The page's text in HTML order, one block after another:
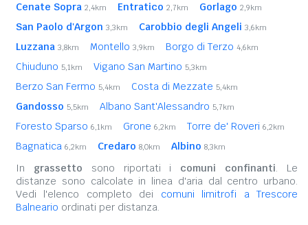
Cenate Sopra 2,4km Entratico 2,7km Gorlago 2,9km
San Paolo d'Argon 3,3km Carobbio degli Angeli 3,6km
Luzzana 3,8km Montello 3,9km Borgo di Terzo 4,6km
Chiuduno 5,1km Vigano San Martino 5,3km
Berzo San Fermo 5,4km Costa di Mezzate 5,4km
Gandosso 5,5km Albano Sant'Alessandro 5,7km
Foresto Sparso 6,1km Grone 6,2km Torre de' Roveri 6,2km
Bagnatica 6,2km Credaro 8,0km Albino 8,3km
In grassetto sono riportati i comuni confinanti. Le
distanze sono calcolate in linea d'aria dal centro urbano.
Vedi l'elenco completo dei comuni limitrofi a Trescore
Balneario ordinati per distanza.